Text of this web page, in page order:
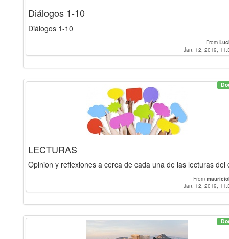
Diálogos 1-10
Diálogos 1-10
From
Jan. 12, 2019,
LECTURAS
Opinion y reflexiones a cerca de cada una de las lecturas del
From
Jan. 12, 2019,